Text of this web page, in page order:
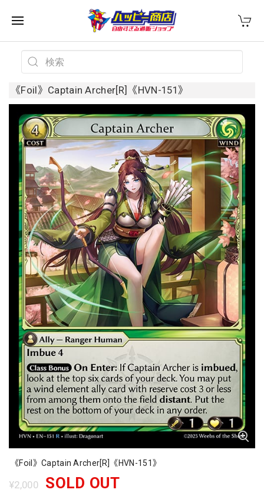
《Foil》Captain Archer[R]《HVN-151》
《Foil》Captain Archer[R]《HVN-151》
¥2,000 SOLD OUT